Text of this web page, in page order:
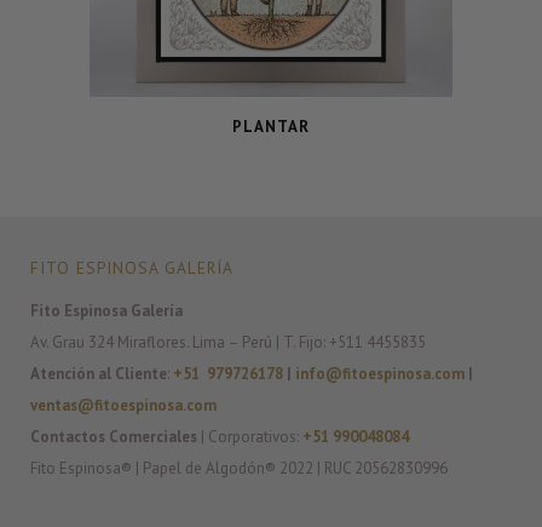
PLANTAR
FITO ESPINOSA GALERÍA
Fito Espinosa Galería
Av. Grau 324 Miraflores. Lima – Perú | T. Fijo: +511 4455835
Atención al Cliente: +51 979726178 | info@fitoespinosa.com |
ventas@fitoespinosa.com
Contactos Comerciales | Corporativos: +51 990048084
Fito Espinosa® | Papel de Algodón® 2022 | RUC 20562830996